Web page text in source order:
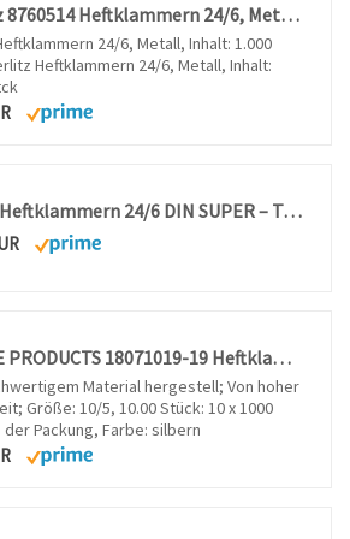
Herlitz 8760514 Heftklammern 24/6, Metall, Inhalt: 1.000 Stück
24/6, Metall, Inhalt: 1.000
Heftklammern 24/6, Metall, Inhalt:
Novus Heftklammern 24/6 DIN SUPER – Tackerklammern für Büroheftgeräte und Heftzangen, 20.000 Stück in 20 Packungen à 1.000 Stück
OFFICE PRODUCTS 18071019-19 Heftklammern 10/5 Silbern/ 10.000 Stück - 10 x 1000 Stück/Standart Handtackerklammern/Tackerklammern Büroklammern/Verzinkt
Material hergestell; Von hoher
Größe: 10/5, 10.00 Stück: 10 x 1000
der Packung, Farbe: silbern